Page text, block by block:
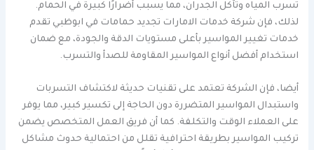
تسرب المياه وتآكل الجدران، مما يسبب أضرارًا كبيرة في الحمام.
لذلك، فإن شركة خدمات الامارات تجديد حمامات في ابوظبي تقدم
خدمات تغيير المواسير بأعلى مستويات الدقة والجودة، مع ضمان
استخدام أفضل أنواع المواسير المقاومة للصدأ والتسرب.
أيضا، فإن الشركة تعتمد على تقنيات حديثة لاكتشاف التسربات
واستبدال المواسير المتضررة دون الحاجة إلى تكسير كبير، مما يوفر
على العملاء الوقت والتكلفة. كما أن فريق العمل المتخصص يضمن
تركيب المواسير بطريقة احترافية تقلل من احتمالية حدوث مشاكل